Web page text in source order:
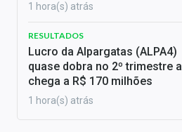
1 hora(s) atrás
RESULTADOS
Lucro da Alpargatas (ALPA4)
quase dobra no 2º trimestre a
chega a R$ 170 milhões
1 hora(s) atrás